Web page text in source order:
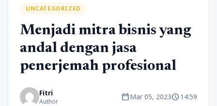
UNCATEGORIZED
Menjadi mitra bisnis yang
andal dengan jasa
penerjemah profesional
Fitri
Author calendar_todayMar 05, 2023schedule14:59